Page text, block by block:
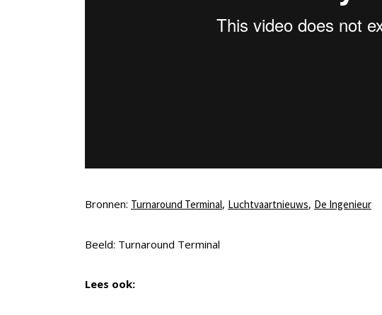
Bronnen: Turnaround Terminal, Luchtvaartnieuws, De Ingenieur
Beeld: Turnaround Terminal
Lees ook: